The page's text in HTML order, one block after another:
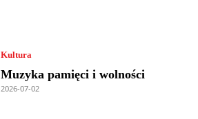
Kultura
Muzyka pamięci i wolności
2026-07-02